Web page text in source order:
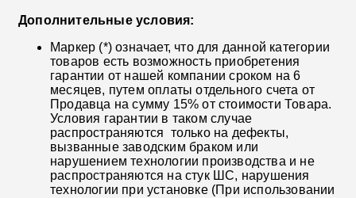
Дополнительные условия:
Маркер (*) означает, что для данной категории
товаров есть возможность приобретения
гарантии от нашей компании сроком на 6
месяцев, путем оплаты отдельного счета от
Продавца на сумму 15% от стоимости Товара.
Условия гарантии в таком случае
распространяются только на дефекты,
вызванные заводским браком или
нарушением технологии производства и не
распространяются на стук ШС, нарушения
технологии при установке (При использовании